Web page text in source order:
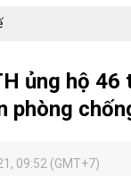
ủng hộ 46
phòng
09:52 (GMT+7)